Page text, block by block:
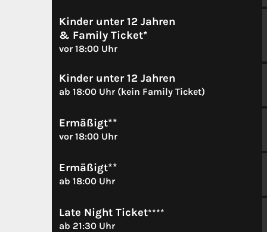
Kinder unter 12 Jahren
& Family Ticket*
vor 18:00 Uhr
Kinder unter 12 Jahren
ab 18:00 Uhr (kein Family Ticket)
Ermäßigt**
vor 18:00 Uhr
Ermäßigt**
ab 18:00 Uhr
Late Night Ticket****
ab 21:30 Uhr